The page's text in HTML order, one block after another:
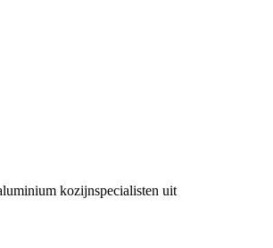
kozijnspecialisten uit